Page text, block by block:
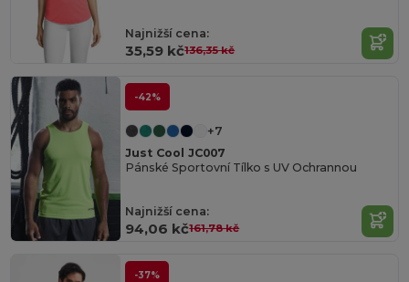
Najnižší cena:
35,59 kč136,35 kč
-42%
+7
Just Cool JC007
Pánské Sportovní Tílko s UV Ochrannou
Najnižší cena:
94,06 kč161,78 kč
-37%